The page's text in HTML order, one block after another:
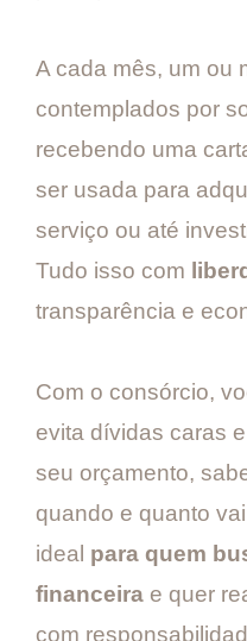
A cada mês, um ou
contemplados por
recebendo uma
ser usada para
serviço ou até
Tudo isso com
transparência e
Com o consórcio,
evita dívidas caras
seu orçamento,
quando e quanto
ideal para quem
financeira e quer
com